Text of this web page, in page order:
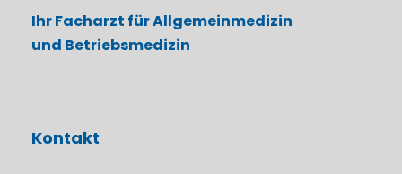
Ihr Facharzt für Allgemeinmedizin
und Betriebsmedizin
Kontakt